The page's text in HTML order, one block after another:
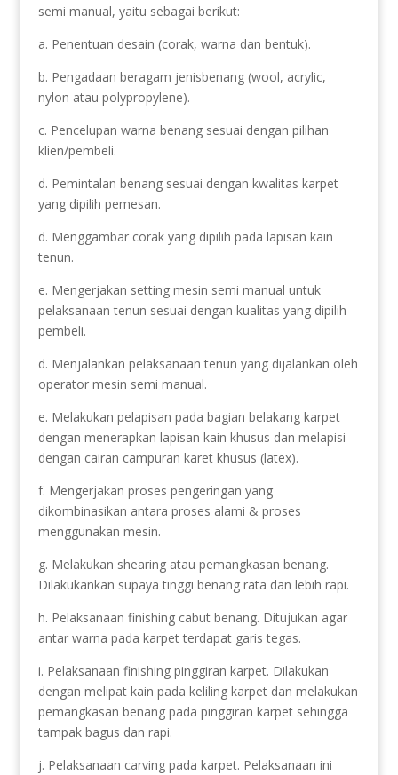
semi manual, yaitu sebagai berikut:
a. Penentuan desain (corak, warna dan bentuk).
b. Pengadaan beragam jenisbenang (wool, acrylic,
nylon atau polypropylene).
c. Pencelupan warna benang sesuai dengan pilihan
klien/pembeli.
d. Pemintalan benang sesuai dengan kwalitas karpet
yang dipilih pemesan.
d. Menggambar corak yang dipilih pada lapisan kain
tenun.
e. Mengerjakan setting mesin semi manual untuk
pelaksanaan tenun sesuai dengan kualitas yang dipilih
pembeli.
d. Menjalankan pelaksanaan tenun yang dijalankan oleh
operator mesin semi manual.
e. Melakukan pelapisan pada bagian belakang karpet
dengan menerapkan lapisan kain khusus dan melapisi
dengan cairan campuran karet khusus (latex).
f. Mengerjakan proses pengeringan yang
dikombinasikan antara proses alami & proses
menggunakan mesin.
g. Melakukan shearing atau pemangkasan benang.
Dilakukankan supaya tinggi benang rata dan lebih rapi.
h. Pelaksanaan finishing cabut benang. Ditujukan agar
antar warna pada karpet terdapat garis tegas.
i. Pelaksanaan finishing pinggiran karpet. Dilakukan
dengan melipat kain pada keliling karpet dan melakukan
pemangkasan benang pada pinggiran karpet sehingga
tampak bagus dan rapi.
j. Pelaksanaan carving pada karpet. Pelaksanaan ini